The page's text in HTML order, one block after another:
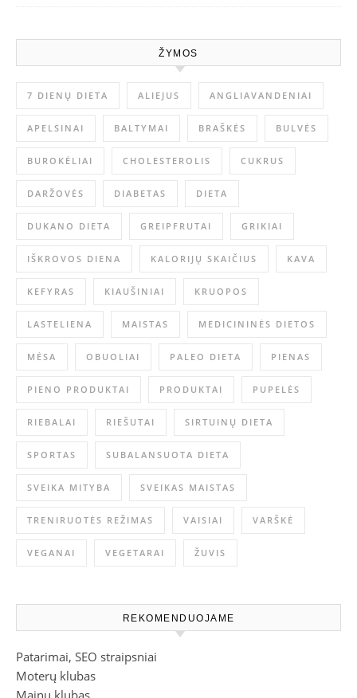
ŽYMOS
7 DIENŲ DIETA ALIEJUS ANGLIAVANDENIAI
APELSINAI BALTYMAI BRAŠKĖS BULVĖS
BUROKĖLIAI CHOLESTEROLIS CUKRUS
DARŽOVĖS DIABETAS DIETA
DUKANO DIETA GREIPFRUTAI GRIKIAI
IŠKROVOS DIENA KALORIJŲ SKAIČIUS KAVA
KEFYRAS KIAUŠINIAI KRUOPOS
LASTELIENA MAISTAS MEDICININĖS DIETOS
MĖSA OBUOLIAI PALEO DIETA PIENAS
PIENO PRODUKTAI PRODUKTAI PUPELĖS
RIEBALAI RIEŠUTAI SIRTUINŲ DIETA
SPORTAS SUBALANSUOTA DIETA
SVEIKA MITYBA SVEIKAS MAISTAS
TRENIRUOTĖS REŽIMAS VAISIAI VARŠKĖ
VEGANAI VEGETARAI ŽUVIS
REKOMENDUOJAME
Patarimai, SEO straipsniai
Moterų klubas
Mainu klubas